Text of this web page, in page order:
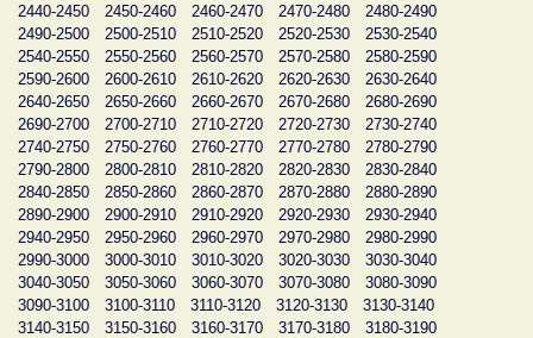
2440-2450
2450-2460 2460-2470 2470-2480
2480-2490
2490-2500
2500-2510 2510-2520 2520-2530
2530-2540
2540-2550
2550-2560 2560-2570 2570-2580
2580-2590
2590-2600
2600-2610 2610-2620 2620-2630
2630-2640
2640-2650
2650-2660 2660-2670 2670-2680
2680-2690
2690-2700
2700-2710 2710-2720 2720-2730
2730-2740
2740-2750
2750-2760 2760-2770 2770-2780
2780-2790
2790-2800
2800-2810 2810-2820 2820-2830
2830-2840
2840-2850
2850-2860 2860-2870 2870-2880
2880-2890
2890-2900
2900-2910 2910-2920 2920-2930
2930-2940
2940-2950
2950-2960 2960-2970 2970-2980
2980-2990
2990-3000
3000-3010 3010-3020 3020-3030
3030-3040
3040-3050
3050-3060 3060-3070 3070-3080
3080-3090
3090-3100
3100-3110 3110-3120 3120-3130
3130-3140
3140-3150
3150-3160 3160-3170 3170-3180
3180-3190